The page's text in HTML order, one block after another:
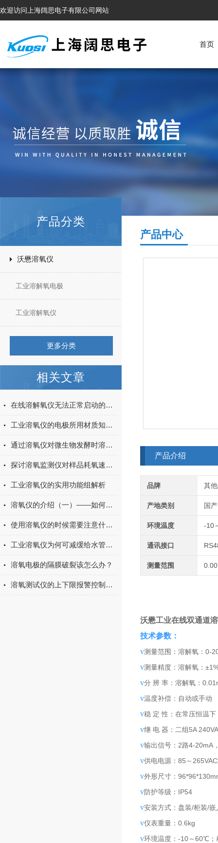
欢迎访问上海阔思电子有限公司网站
首页
产品分类
沃懋溶氧仪
工业溶解氧电极
工业溶解氧仪
更多分类
相关文章
在线溶解氧仪无法正常启动的解决思路
工业溶氧仪的电极所用材质知多少？
通过溶氧仪对微生物发酵时溶氧量的控制
探讨溶氧监测仪对样品耗氧速率的监测
工业溶氧仪的实用功能组解析
溶氧仪的介绍（一）——如何选择合适的溶氧仪
使用溶氧仪的时候需要注意什么？
工业溶氧仪为何可减缓给水管道金属材质腐蚀？
溶氧电极的隔膜破裂该怎么办？
溶氧测试仪的上下限报警控制信号传输讲解
产品中心
产品介绍
品牌 其
产地类别 国产
环境温度 -10
通讯接口
测量范围
沃懋工业在线双通道
​技术参数：
v测量范围：溶解氧：
v测量精度：溶解氧：
v分 辨 率：溶解氧：
v温度补偿：自动或手动
v稳 定 性：在常压恒温
v继 电 器：二组5A
v输出信号：2路4-20mA
v供电电源：85～
v外形尺寸：
v防护等级：IP54
v安装方式：盘装/柜装/嵌
v仪表重量：0.6kg
v环境温度：-10～60℃；